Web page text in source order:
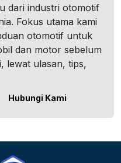
dari industri otomotif
Fokus utama kami
otomotif untuk
dan motor sebelum
lewat ulasan, tips,
Hubungi Kami